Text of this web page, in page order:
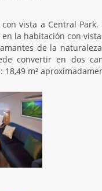
vista a Central
la habitación con
de la
convertir en dos
18,49 m²